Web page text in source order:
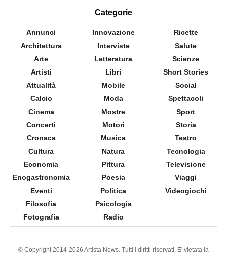
Categorie
Annunci
Architettura
Arte
Artisti
Attualità
Calcio
Cinema
Concerti
Cronaca
Cultura
Economia
Enogastronomia
Eventi
Filosofia
Fotografia
Innovazione
Interviste
Letteratura
Libri
Mobile
Moda
Mostre
Motori
Musica
Natura
Pittura
Poesia
Politica
Psicologia
Radio
Ricette
Salute
Scienze
Short Stories
Social
Spettacoli
Sport
Storia
Teatro
Tecnologia
Televisione
Viaggi
Videogiochi
© Copyright 2014-2026 Artista News. Tutti i diritti riservati. E' vietata la